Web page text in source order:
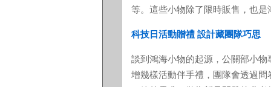
等。這些小物除了限時販售，也
科技日活動贈禮 設計藏團隊巧思
談到鴻海小物的起源，公關部小
增幾樣活動伴手禮，團隊會透過